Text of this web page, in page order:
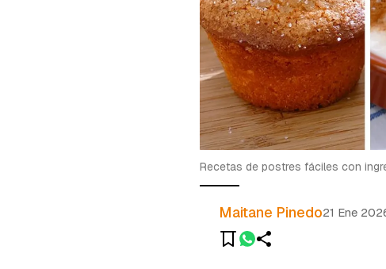
Recetas de postres fáciles con
Maitane Pinedo21 Ene